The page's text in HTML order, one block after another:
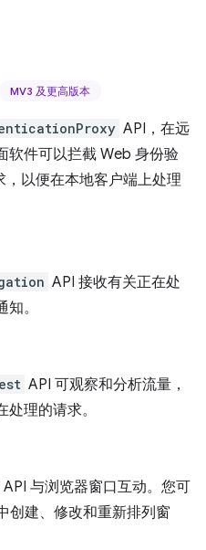
MV3 及更高版本
API，在远
软件可以拦截 Web 身份验
以便在本地客户端上处理
API 接收有关正在处
。
API 可观察和分析流量，
理的请求。
API 与浏览器窗口互动。您可
创建、修改和重新排列窗